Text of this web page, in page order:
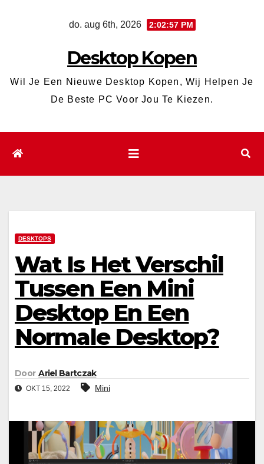
do. aug 6th, 2026 2:02:58 PM
Desktop Kopen
Wil Je Een Nieuwe Desktop Kopen, Wij Helpen Je
De Beste PC Voor Jou Te Kiezen.
DESKTOPS
Wat Is Het Verschil
Tussen Een Mini
Desktop En Een
Normale Desktop?
Door Ariel Bartczak
OKT 15, 2022 Mini